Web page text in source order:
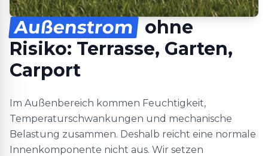
Außenstrom ohne
Risiko: Terrasse, Garten,
Carport
Im Außenbereich kommen Feuchtigkeit,
Temperaturschwankungen und mechanische
Belastung zusammen. Deshalb reicht eine normale
Innenkomponente nicht aus. Wir setzen